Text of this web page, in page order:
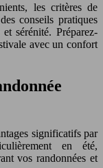
les critères de
conseils pratiques
sérénité. Préparez-
avec un confort
significatifs par
en été,
vos randonnées et